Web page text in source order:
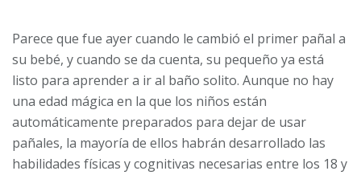
Parece que fue ayer cuando le cambió el primer pañal a
su bebé, y cuando se da cuenta, su pequeño ya está
listo para aprender a ir al baño solito. Aunque no hay
una edad mágica en la que los niños están
automáticamente preparados para dejar de usar
pañales, la mayoría de ellos habrán desarrollado las
habilidades físicas y cognitivas necesarias entre los 18 y